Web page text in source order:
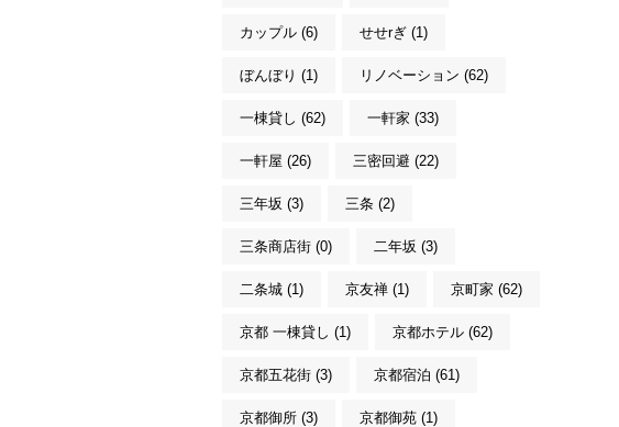
カップル (6) せせrぎ (1)
ぼんぼり (1) リノベーション (62)
一棟貸し (62) 一軒家 (33)
一軒屋 (26) 三密回避 (22)
三年坂 (3) 三条 (2)
三条商店街 (0) 二年坂 (3)
二条城 (1) 京友禅 (1) 京町家 (62)
京都 一棟貸し (1) 京都ホテル (62)
京都五花街 (3) 京都宿泊 (61)
京都御所 (3) 京都御苑 (1)